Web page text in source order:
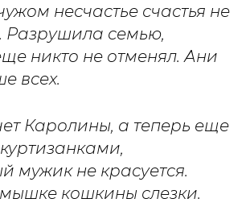
несчастье счастья не
Разрушила семью,
никто не отменял. Ани
всех.
Каролины, а теперь еще
мужик не красуется.
кошкины слезки.